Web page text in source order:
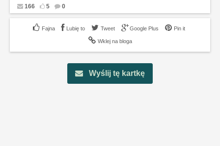
166 5 0
Lubię to Tweet Google Plus Pin it
Wklej na bloga
Wyślij tę kartkę